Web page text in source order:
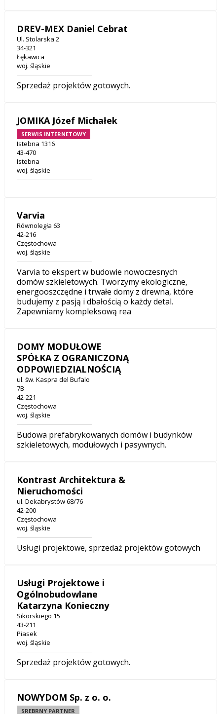
DREV-MEX Daniel Cebrat
Ul. Stolarska 2
34-321
Łękawica
woj. śląskie
Sprzedaż projektów gotowych.
JOMIKA Józef Michałek
SERWIS INTERNETOWY
Istebna 1316
43-470
Istebna
woj. śląskie
Varvia
Równoległa 63
42-216
Częstochowa
woj. śląskie
Varvia to ekspert w budowie nowoczesnych
domów szkieletowych. Tworzymy ekologiczne,
energooszczędne i trwałe domy z drewna, które
budujemy z pasją i dbałością o każdy detal.
Zapewniamy kompleksową rea
DOMY MODUŁOWE
SPÓŁKA Z OGRANICZONĄ
ODPOWIEDZIALNOŚCIĄ
ul. św. Kaspra del Bufalo
7B
42-221
Częstochowa
woj. śląskie
Budowa prefabrykowanych domów i budynków
szkieletowych, modułowych i pasywnych.
Kontrast Architektura &
Nieruchomości
ul. Dekabrystów 68/76
42-200
Częstochowa
woj. śląskie
Usługi projektowe, sprzedaż projektów gotowych
Usługi Projektowe i
Ogólnobudowlane
Katarzyna Konieczny
Sikorskiego 15
43-211
Piasek
woj. śląskie
Sprzedaż projektów gotowych.
NOWYDOM Sp. z o. o.
SREBRNY PARTNER